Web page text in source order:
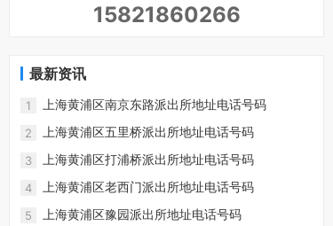
15821860266
最新资讯
1 上海黄浦区南京东路派出所地址电话号码
2 上海黄浦区五里桥派出所地址电话号码
3 上海黄浦区打浦桥派出所地址电话号码
4 上海黄浦区老西门派出所地址电话号码
5 上海黄浦区豫园派出所地址电话号码